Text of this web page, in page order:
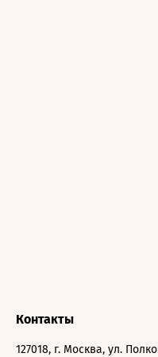
Контакты
127018, г. Москва, ул.